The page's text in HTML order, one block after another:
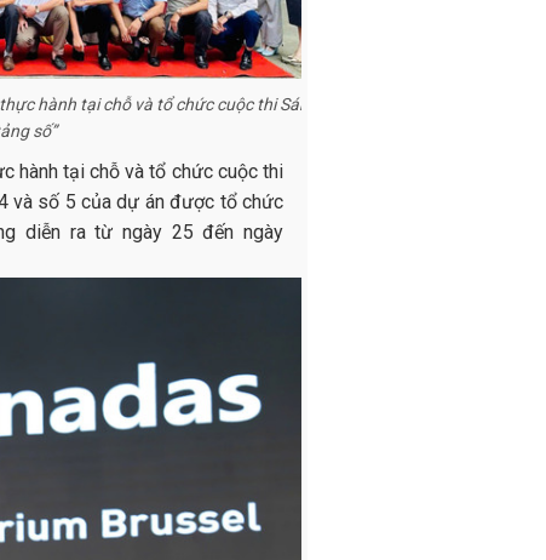
hành tại chỗ và tổ chức cuộc thi Sáng
số”
hành tại chỗ và tổ chức cuộc thi
và số 5 của dự án được tổ chức
diễn ra từ ngày 25 đến ngày